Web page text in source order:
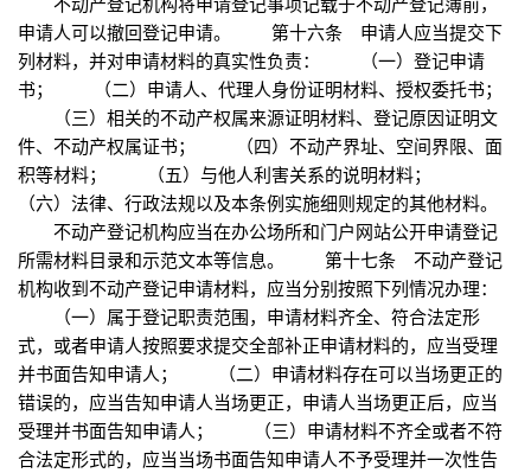
申请人可以撤回登记申请。 第十六条 申请人应当提交下
列材料，并对申请材料的真实性负责： （一）登记申请
书； （二）申请人、代理人身份证明材料、授权委托书；
（三）相关的不动产权属来源证明材料、登记原因证明文
件、不动产权属证书； （四）不动产界址、空间界限、面
积等材料； （五）与他人利害关系的说明材料；
（六）法律、行政法规以及本条例实施细则规定的其他材料。
不动产登记机构应当在办公场所和门户网站公开申请登记
所需材料目录和示范文本等信息。 第十七条 不动产登记
机构收到不动产登记申请材料，应当分别按照下列情况办理：
（一）属于登记职责范围，申请材料齐全、符合法定形
式，或者申请人按照要求提交全部补正申请材料的，应当受理
并书面告知申请人； （二）申请材料存在可以当场更正的
错误的，应当告知申请人当场更正，申请人当场更正后，应当
受理并书面告知申请人； （三）申请材料不齐全或者不符
合法定形式的，应当当场书面告知申请人不予受理并一次性告